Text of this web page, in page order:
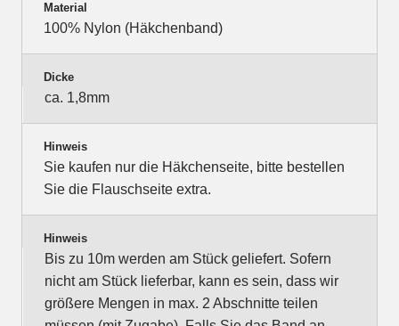
Material
100% Nylon (Häkchenband)
Dicke
ca. 1,8mm
Hinweis
Sie kaufen nur die Häkchenseite, bitte bestellen
Sie die Flauschseite extra.
Hinweis
Bis zu 10m werden am Stück geliefert. Sofern
nicht am Stück lieferbar, kann es sein, dass wir
größere Mengen in max. 2 Abschnitte teilen